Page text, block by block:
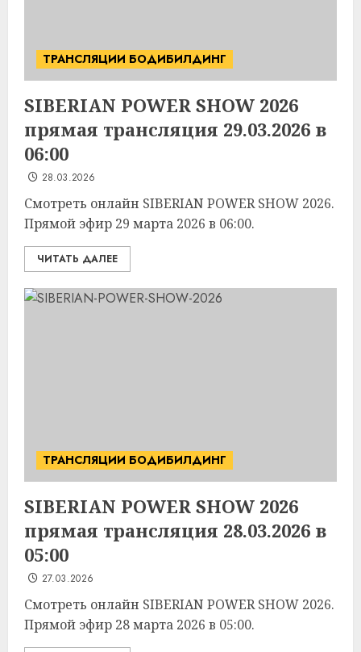
ТРАНСЛЯЦИИ БОДИБИЛДИНГ
SIBERIAN POWER SHOW 2026
прямая трансляция 29.03.2026 в
06:00
28.03.2026
Смотреть онлайн SIBERIAN POWER SHOW 2026.
Прямой эфир 29 марта 2026 в 06:00.
ЧИТАТЬ ДАЛЕЕ
ТРАНСЛЯЦИИ БОДИБИЛДИНГ
SIBERIAN POWER SHOW 2026
прямая трансляция 28.03.2026 в
05:00
27.03.2026
Смотреть онлайн SIBERIAN POWER SHOW 2026.
Прямой эфир 28 марта 2026 в 05:00.